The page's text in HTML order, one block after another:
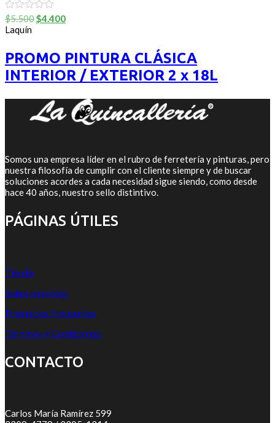
0
out
of
$5.500El
era:
$5.500.
$4.400El
es:
$4.400.
Laquín
PROMO PINTURA CLÁSICA
INTERIOR / EXTERIOR 2 x 18L
Somos una empresa líder en el rubro de ferretería y pinturas, pero
nuestra filosofía de cumplir con el cliente siempre y de buscar
soluciones acordes a cada necesidad sigue siendo, como desde
hace 40 años, nuestro sello distintivo.
PÁGINAS ÚTILES
Tienda
Sobre nosotros
Preguntas Frecuentes
Términos y Condiciones
CONTACTO
Carlos María Ramírez 599